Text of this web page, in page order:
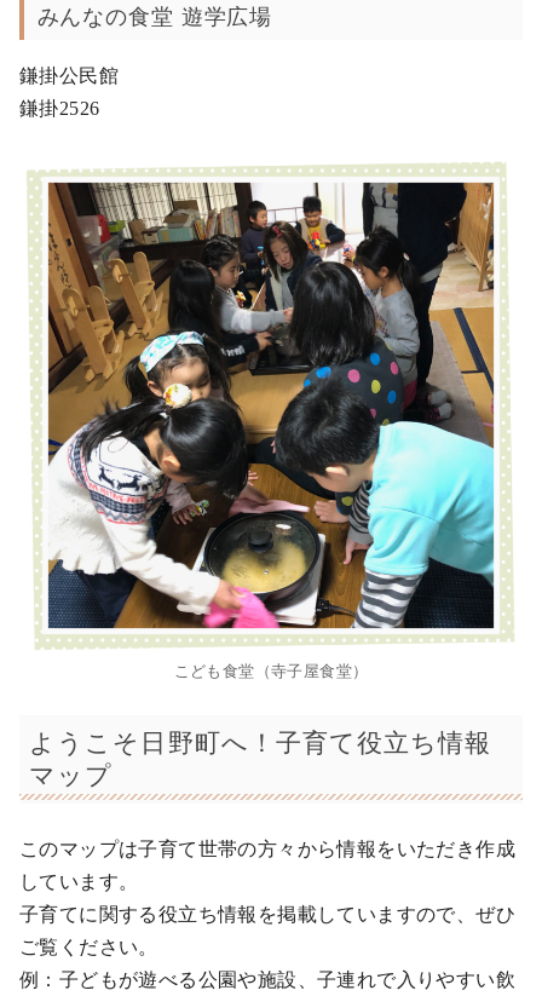
みんなの食堂 遊学広場
鎌掛公民館
鎌掛2526
こども食堂（寺子屋食堂）
ようこそ日野町へ！子育て役立ち情報
マップ
このマップは子育て世帯の方々から情報をいただき作成
しています。
子育てに関する役立ち情報を掲載していますので、ぜひ
ご覧ください。
例：子どもが遊べる公園や施設、子連れで入りやすい飲